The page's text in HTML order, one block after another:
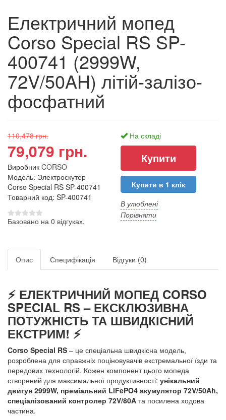
Електричний мопед
Corso Special RS SP-
400741 (2999W,
72V/50AH) літій-залізо-
фосфатний
110,478 грн.
79,079 грн.
Виробник CORSO
Модель: Электроскутер
Corso Special RS SP-400741
Товарний код: SP-400741
Базовано на 0 відгуках.
На складі
Купити в 1 клік
В улюблені
Порівняти
Опис Специфікація Відгуки (0)
⚡ ЕЛЕКТРИЧНИЙ МОПЕД CORSO
SPECIAL RS – ЕКСКЛЮЗИВНА
ПОТУЖНІСТЬ ТА ШВИДКІСНИЙ
ЕКСТРИМ! ⚡
Corso Special RS – це спеціальна швидкісна модель,
розроблена для справжніх поціновувачів екстремальної їзди та
передових технологій. Кожен компонент цього мопеда
створений для максимальної продуктивності: унікальний
двигун 2999W, преміальний LiFePO4 акумулятор 72V/50Ah,
спеціалізований контролер 72V/80A та посилена ходова
частина.